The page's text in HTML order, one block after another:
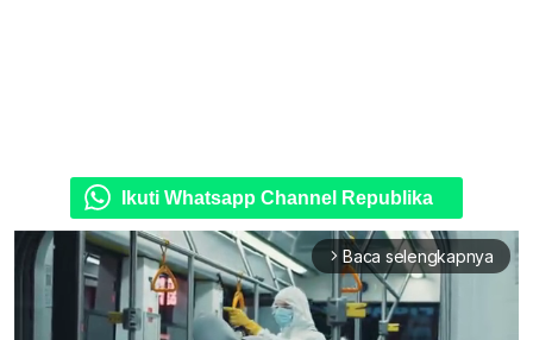
Ikuti Whatsapp Channel Republika
arrow_forward_ios Baca selengkapnya